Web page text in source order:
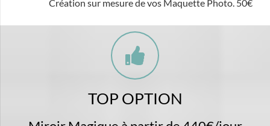
Création sur mesure de vos Maquette Photo. 50€
TOP OPTION